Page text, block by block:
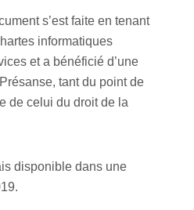
s’est faite en tenant
informatiques
et a bénéficié d’une
tant du point de
de celui du droit de la
disponible dans une